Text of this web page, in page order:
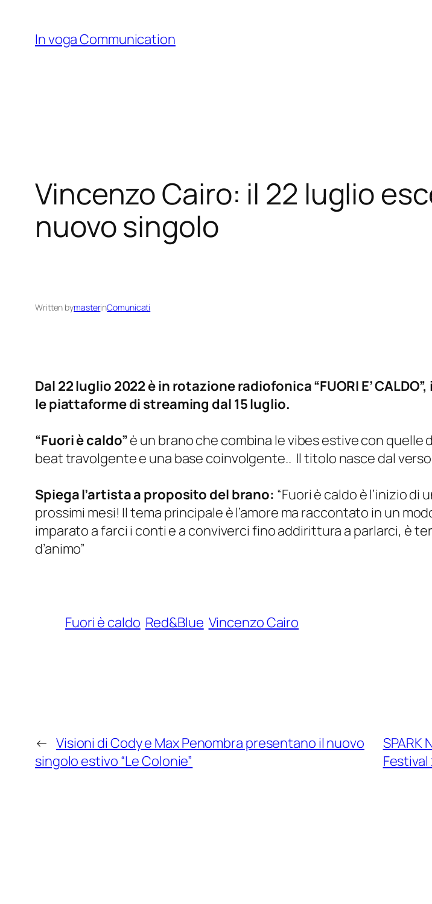
content
In voga Communication
Vincenzo Cairo: il 22 luglio
nuovo singolo
Written bymasterinComunicati
Dal 22 luglio 2022 è in rotazione radiofonica “FUORI E’
le piattaforme di streaming dal 15 luglio.
“Fuori è caldo”è un brano che combina le vibes estive con
beat travolgente e una base coinvolgente.. Il titolo nasce dal verso
Spiega l’artista a proposito del brano: “Fuori è caldo è l’inizio
prossimi mesi! Il tema principale è l’amore ma raccontato in un
imparato a farci i conti e a conviverci fino addirittura a parlarci, è
d’animo”
Fuori è caldo Red&Blue Vincenzo Cairo
← Visioni di Cody e Max Penombra presentano il nuovo
singolo estivo “Le Colonie”
SPARK
Festival